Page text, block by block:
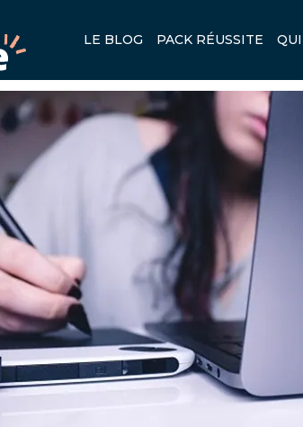
LE BLOG PACK RÉUSSITE